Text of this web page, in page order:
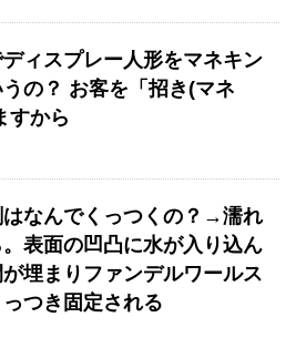
ィスプレー人形をマネキン
うの？ お客を「招き(マネ
すから
はなんでくっつくの？→濡れ
。表面の凹凸に水が入り込ん
埋まりファンデルワールス
つき固定される